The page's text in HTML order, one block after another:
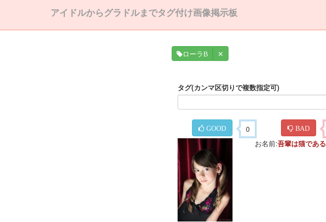
アイドルからグラドルまでタグ付け画像掲示板
ローラB ✕
タグ(カンマ区切りで複数指定可)
GOOD 0 BAD
お名前:吾輩は猫である